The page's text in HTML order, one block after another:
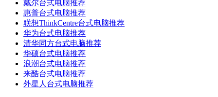
戴尔台式电脑推荐
惠普台式电脑推荐
联想ThinkCentre台式电脑推荐
华为台式电脑推荐
清华同方台式电脑推荐
华硕台式电脑推荐
浪潮台式电脑推荐
来酷台式电脑推荐
外星人台式电脑推荐